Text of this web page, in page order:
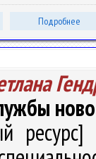
Подробнее